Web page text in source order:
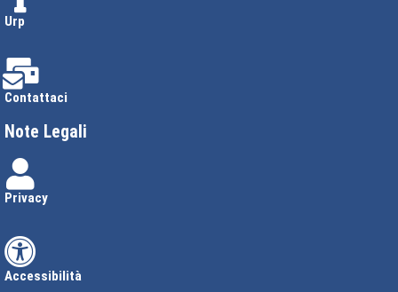
Urp
Contattaci
Note Legali
Privacy
Accessibilità